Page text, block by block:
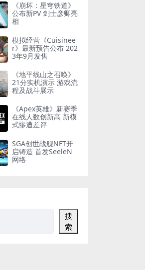
《崩坏：星穹铁道》
公布新PV 剑士彦卿亮
相
模拟经营《Cuisinee
r》最新预告公布 202
3年9月发售
《地平线山之召唤》
21分实机演示 游戏流
程及战斗展示
《Apex英雄》新赛季
在线人数创新高 新模
式惨遭差评
SGA创世战舰NFT开
启铸造 首发SeeleN
网络
搜
索